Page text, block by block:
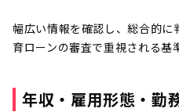
幅広い情報を確認し、総合的
育ローンの審査で重視される基
年収・雇用形態・勤